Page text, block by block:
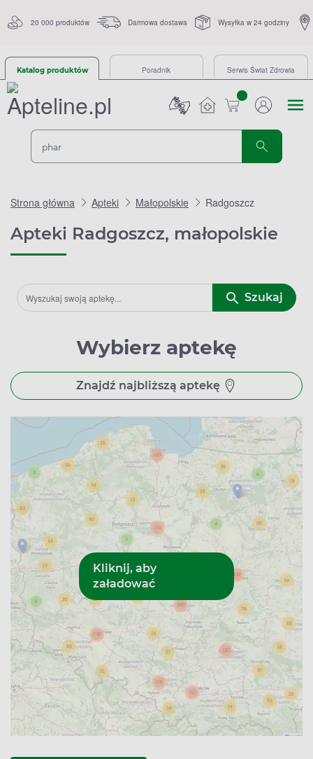
20 000 produktów Darmowa dostawa Wysyłka w 24 godziny
Katalog produktów Poradnik Serwis Świat Zdrowia
sztuk
Strona główna Apteki Małopolskie Radgoszcz
Apteki Radgoszcz, małopolskie
Szukaj
Wybierz aptekę
Znajdź najbliższą aptekę